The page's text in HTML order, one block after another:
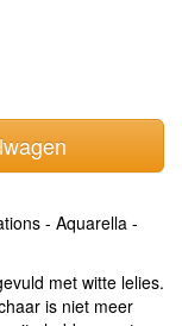
- Aquarella -
met witte lelies.
is niet meer